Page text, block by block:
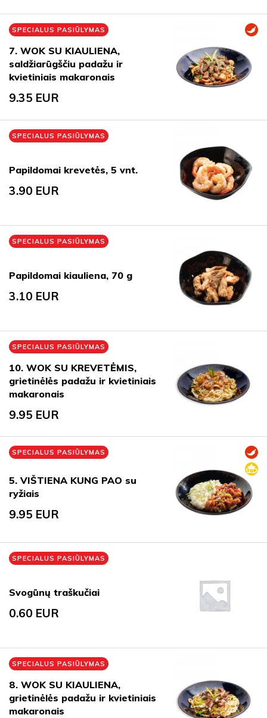
SPECIALUS PASIŪLYMAS
7. WOK SU KIAULIENA,
saldžiarūgščiu padažu ir
kvietiniais makaronais
9.35 EUR
SPECIALUS PASIŪLYMAS
Papildomai krevetės, 5 vnt.
3.90 EUR
SPECIALUS PASIŪLYMAS
Papildomai kiauliena, 70 g
3.10 EUR
SPECIALUS PASIŪLYMAS
10. WOK SU KREVETĖMIS,
grietinėlės padažu ir kvietiniais
makaronais
9.95 EUR
SPECIALUS PASIŪLYMAS
5. VIŠTIENA KUNG PAO su
ryžiais
9.95 EUR
SPECIALUS PASIŪLYMAS
Svogūnų traškučiai
0.60 EUR
SPECIALUS PASIŪLYMAS
8. WOK SU KIAULIENA,
grietinėlės padažu ir kvietiniais
makaronais